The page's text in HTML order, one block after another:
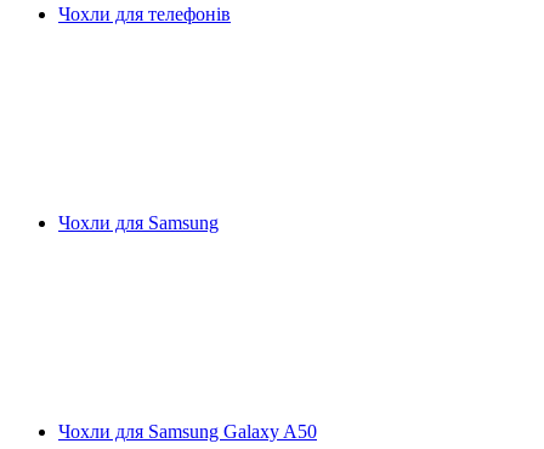
Чохли для телефонів
Чохли для Samsung
Чохли для Samsung Galaxy A50